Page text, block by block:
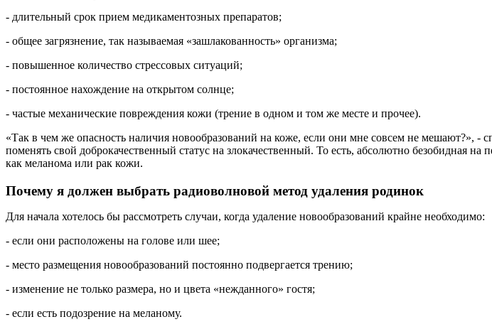
- длительный срок прием медикаментозных препаратов;
- общее загрязнение, так называемая «зашлакованность» организма;
- повышенное количество стрессовых ситуаций;
- постоянное нахождение на открытом солнце;
- частые механические повреждения кожи (трение в одном и том же месте и прочее).
«Так в чем же опасность наличия новообразований на коже, если они мне совсем не
поменять свой доброкачественный статус на злокачественный. То есть, абсолютно безобидная
как меланома или рак кожи.
Почему я должен выбрать радиоволновой метод удаления родинок
Для начала хотелось бы рассмотреть случаи, когда удаление новообразований крайне необходимо:
- если они расположены на голове или шее;
- место размещения новообразований постоянно подвергается трению;
- изменение не только размера, но и цвета «нежданного» гостя;
- если есть подозрение на меланому.